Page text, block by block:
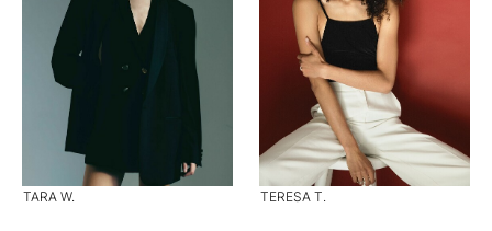
TARA W. TERESA T.